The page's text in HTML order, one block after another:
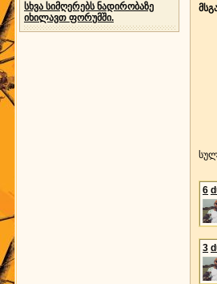
სხვა სიმღერებს ნადირობაზე
იხილავთ ფორუმში.
6
3